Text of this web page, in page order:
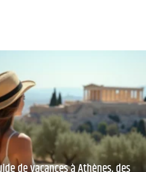
de vacances à Athènes, des